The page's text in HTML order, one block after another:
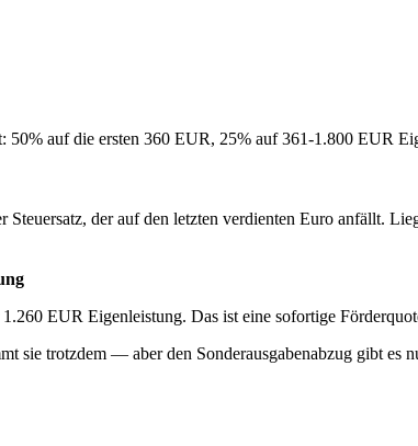
50% auf die ersten 360 EUR, 25% auf 361-1.800 EUR
Steuersatz, der auf den letzten verdienten Euro anfällt.
EUR Eigenleistung. Das ist eine sofortige
sie trotzdem — aber den Sonderausgabenabzug gibt es